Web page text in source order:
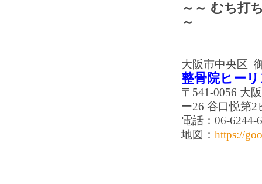
～～ むち打
～
大阪市中央区
整骨院ヒー
〒541-0056 大
ー26 谷口悦第2
電話：06-6244-
地図： https://